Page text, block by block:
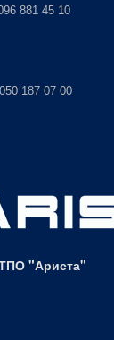
881 45 10
187 07 00
"Ариста"